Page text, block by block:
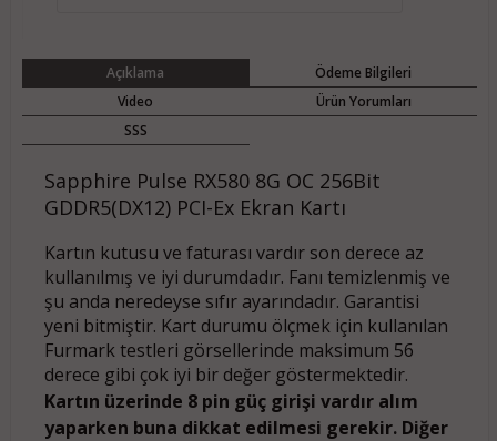
Açıklama
Ödeme Bilgileri
Video
Ürün Yorumları
SSS
Sapphire Pulse RX580 8G OC 256Bit
GDDR5(DX12) PCI-Ex Ekran Kartı
Kartın kutusu ve faturası vardır son derece az
kullanılmış ve iyi durumdadır. Fanı temizlenmiş ve
şu anda neredeyse sıfır ayarındadır. Garantisi
yeni bitmiştir. Kart durumu ölçmek için kullanılan
Furmark testleri görsellerinde maksimum 56
derece gibi çok iyi bir değer göstermektedir.
Kartın üzerinde 8 pin güç girişi vardır alım
yaparken buna dikkat edilmesi gerekir. Diğer